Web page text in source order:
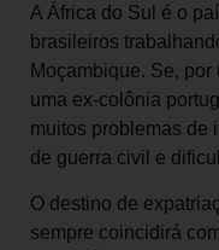
A África do Sul é o
brasileiros
Moçambique. Se,
uma ex-colônia
muitos problemas de
de guerra civil e
O destino de
sempre coincidirá